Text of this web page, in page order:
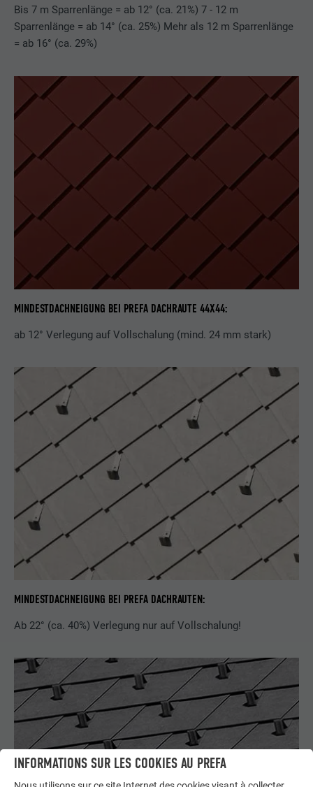
Bis 7 m Sparrenlänge = ab 12° (ca. 21%) 7 - 12 m
Sparrenlänge = ab 14° (ca. 25%) Mehr als 12 m Sparrenlänge
= ab 16° (ca. 29%)
MINDESTDACHNEIGUNG BEI PREFA DACHRAUTE 44X44:
ab 12° Verlegung auf Vollschalung (mind. 24 mm stark)
MINDESTDACHNEIGUNG BEI PREFA DACHRAUTEN:
Ab 22° (ca. 40%) Verlegung nur auf Vollschalung!
INFORMATIONS SUR LES COOKIES AU PREFA